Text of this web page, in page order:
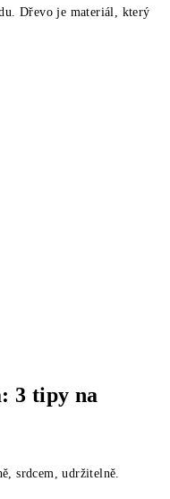
Dřevo je materiál, který
3 tipy na
srdcem, udržitelně.